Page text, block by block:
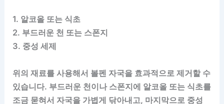
1. 알코올 또는 식초
2. 부드러운 천 또는 스폰지
3. 중성 세제
위의 재료를 사용해서 볼펜 자국을 효과적으로 제거할 수
있습니다. 부드러운 천이나 스폰지에 알코올 또는 식초를
조금 묻혀서 자국을 가볍게 닦아내고, 마지막으로 중성